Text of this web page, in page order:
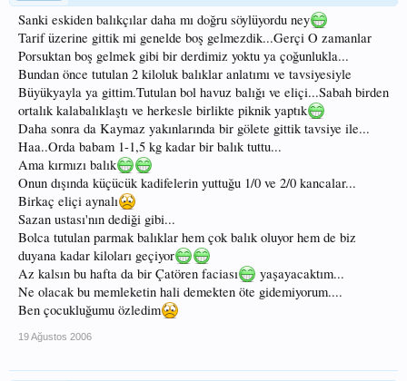
Sanki eskiden balıkçılar daha mı doğru söylüyordu ney
Tarif üzerine gittik mi genelde boş gelmezdik...Gerçi O zamanlar
Porsuktan boş gelmek gibi bir derdimiz yoktu ya çoğunlukla...
Bundan önce tutulan 2 kiloluk balıklar anlatımı ve tavsiyesiyle
Büyükyayla ya gittim.Tutulan bol havuz balığı ve eliçi...Sabah birden
ortalık kalabalıklaştı ve herkesle birlikte piknik yaptık
Daha sonra da Kaymaz yakınlarında bir gölete gittik tavsiye ile...
Haa..Orda babam 1-1,5 kg kadar bir balık tuttu...
Ama kırmızı balık
Onun dışında küçücük kadifelerin yuttuğu 1/0 ve 2/0 kancalar...
Birkaç eliçi aynalı
Sazan ustası'nın dediği gibi...
Bolca tutulan parmak balıklar hem çok balık oluyor hem de biz
duyana kadar kiloları geçiyor
Az kalsın bu hafta da bir Çatören faciası
yaşayacaktım...
Ne olacak bu memleketin hali demekten öte gidemiyorum....
Ben çocukluğumu özledim
19 Ağustos 2006